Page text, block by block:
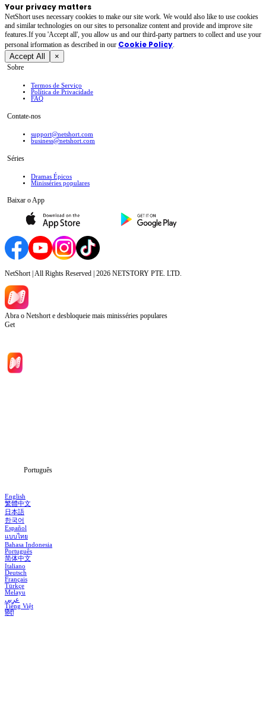
Your privacy matters
NetShort uses necessary cookies to make our site work. We would also like to use cookies
and similar technologies on our sites to personalize content and provide and improve site
features.If you 'Accept all', you allow us and our third-party partners to collect and use your
personal irformation as described in our Cookie Policy.
Accept All ×
Sobre
Termos de Serviço
Política de Privacidade
FAQ
Contate-nos
support@netshort.com
business@netshort.com
Séries
Dramas Épicos
Minisséries populares
Baixar o App
NetShort | All Rights Reserved | 2026 NETSTORY PTE. LTD.
Abra o Netshort e desbloqueie mais minisséries populares
Get
Português
English
繁體中文
日本語
한국어
Español
แบบไทย
Bahasa Indonesia
Português
简体中文
Italiano
Deutsch
Français
Türkçe
Melayu
عربي
Tiếng Việt
हिंदी